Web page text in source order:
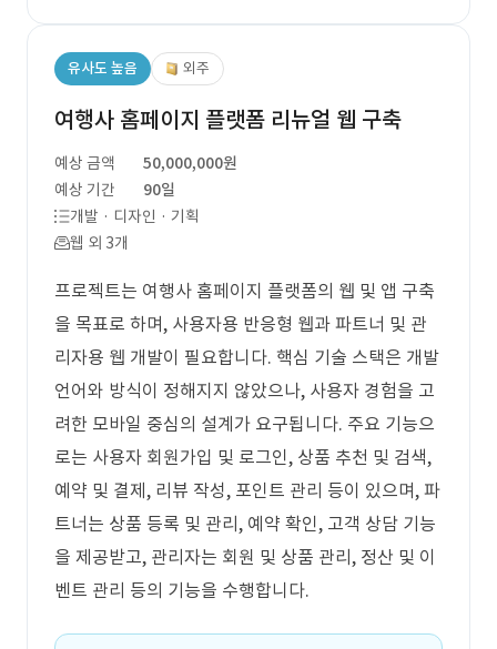
유사도 높음 외주
여행사 홈페이지 플랫폼 리뉴얼 웹 구축
예상 금액
50,000,000원
예상 기간
90일
개발 · 디자인 · 기획
웹 외 3개
프로젝트는 여행사 홈페이지 플랫폼의 웹 및 앱 구축
을 목표로 하며, 사용자용 반응형 웹과 파트너 및 관
리자용 웹 개발이 필요합니다. 핵심 기술 스택은 개발
언어와 방식이 정해지지 않았으나, 사용자 경험을 고
려한 모바일 중심의 설계가 요구됩니다. 주요 기능으
로는 사용자 회원가입 및 로그인, 상품 추천 및 검색,
예약 및 결제, 리뷰 작성, 포인트 관리 등이 있으며, 파
트너는 상품 등록 및 관리, 예약 확인, 고객 상담 기능
을 제공받고, 관리자는 회원 및 상품 관리, 정산 및 이
벤트 관리 등의 기능을 수행합니다.